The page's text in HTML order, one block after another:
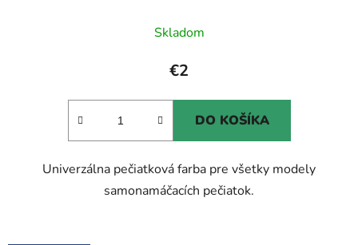
hodnotenie
produktu
5,0
hviezdičiek.
Skladom
€2
DO KOŠÍKA
Univerzálna pečiatková farba pre všetky modely
samonamáčacích pečiatok.